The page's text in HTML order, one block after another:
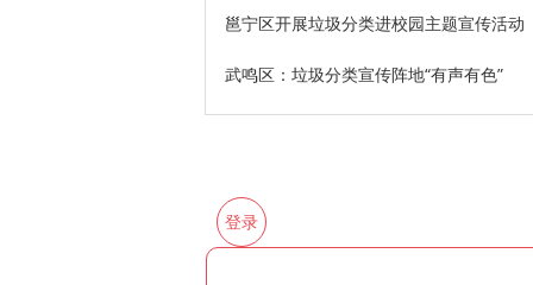
邕宁区开展垃圾分类进校园主题宣传活动
武鸣区：垃圾分类宣传阵地“有声有色”
登录